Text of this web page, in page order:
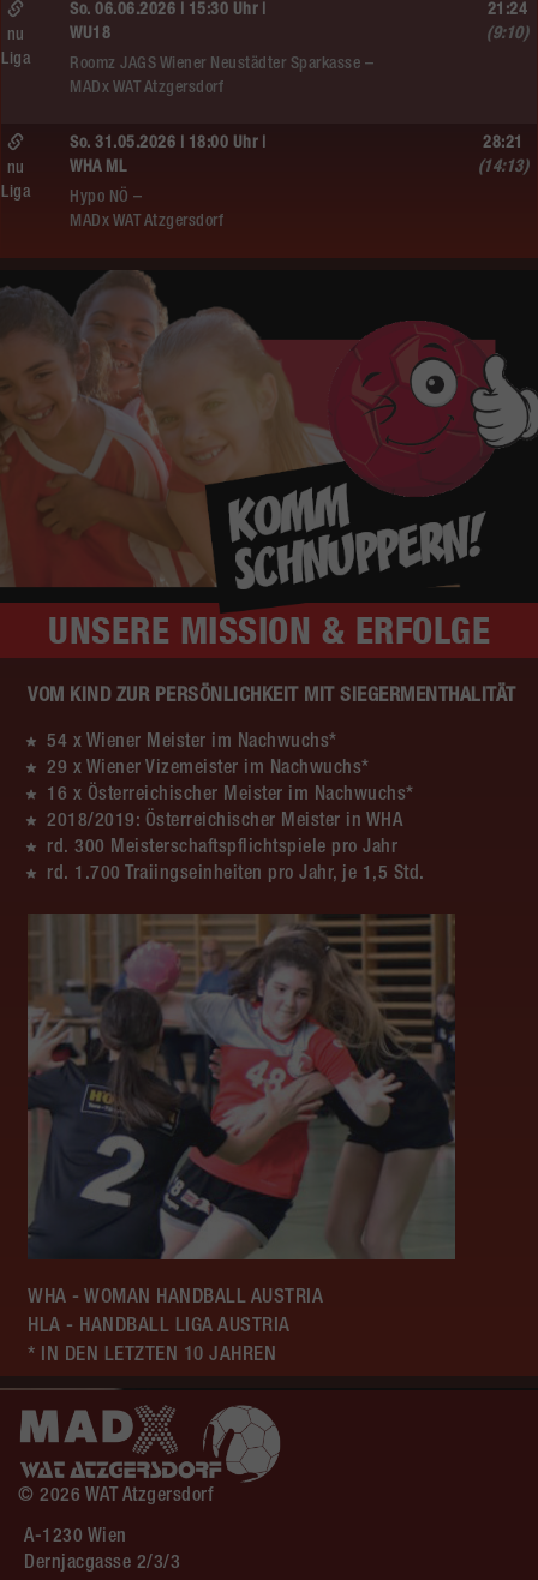
So. 06.06.2026 | 15:30 Uhr |
WU18
Roomz JAGS Wiener Neustädter Sparkasse –
MADx WAT Atzgersdorf
nu
Liga
21:24
(9:10)
So. 31.05.2026 | 18:00 Uhr |
WHA ML
Hypo NÖ –
MADx WAT Atzgersdorf
nu
Liga
28:21
(14:13)
UNSERE MISSION & ERFOLGE
VOM KIND ZUR PERSÖNLICHKEIT MIT SIEGERMENTHALITÄT
54 x Wiener Meister im Nachwuchs*
29 x Wiener Vizemeister im Nachwuchs*
16 x Österreichischer Meister im Nachwuchs*
2018/2019: Österreichischer Meister in WHA
rd. 300 Meisterschaftspflichtspiele pro Jahr
rd. 1.700 Traiingseinheiten pro Jahr, je 1,5 Std.
WHA - WOMAN HANDBALL AUSTRIA
HLA - HANDBALL LIGA AUSTRIA
* IN DEN LETZTEN 10 JAHREN
© 2026 WAT Atzgersdorf
A-1230 Wien
Dernjacgasse 2/3/3